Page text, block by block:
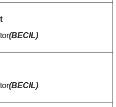
(BECIL)
(BECIL)